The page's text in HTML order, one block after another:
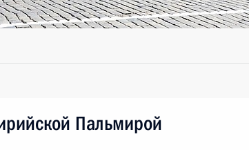
Пальмирой